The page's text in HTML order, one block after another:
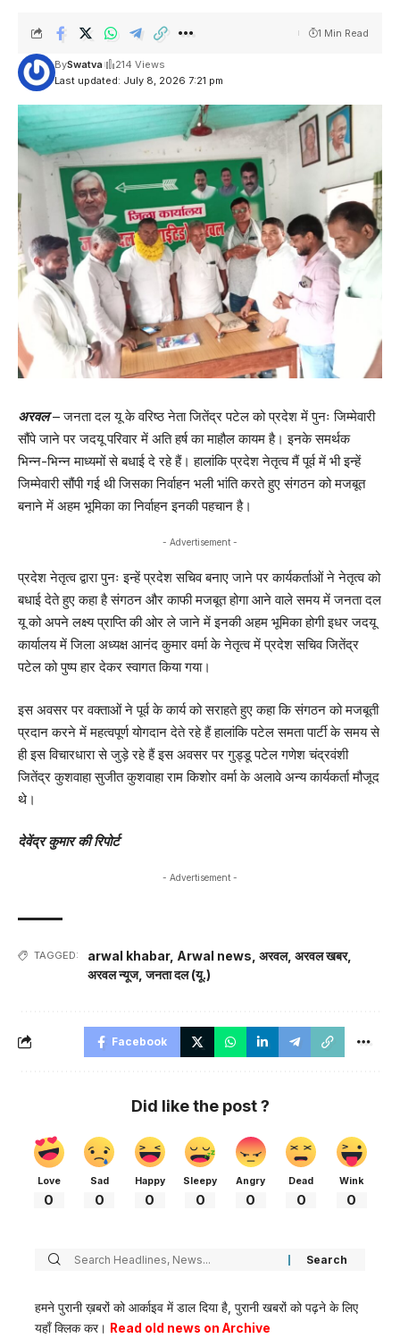
Last updated: July 8, 2026 7:21 pm
BySwatva 214 Views
1 Min Read
अरवल– जनता दल यू के वरिष्ठ नेता जितेंद्र पटेल को प्रदेश में पुनः जिम्मेवारी
सौंपे जाने पर जदयू परिवार में अति हर्ष का माहौल कायम है। इनके समर्थक
भिन्न-भिन्न माध्यमों से बधाई दे रहे हैं। हालांकि प्रदेश नेतृत्व मैं पूर्व में भी इन्हें
जिम्मेवारी सौंपी गई थी जिसका निर्वाहन भली भांति करते हुए संगठन को मजबूत
बनाने में अहम भूमिका का निर्वाहन इनकी पहचान है।
- Advertisement -
प्रदेश नेतृत्व द्वारा पुनः इन्हें प्रदेश सचिव बनाए जाने पर कार्यकर्ताओं ने नेतृत्व को
बधाई देते हुए कहा है संगठन और काफी मजबूत होगा आने वाले समय में जनता दल
यू को अपने लक्ष्य प्राप्ति की ओर ले जाने में इनकी अहम भूमिका होगी इधर जदयू
कार्यालय में जिला अध्यक्ष आनंद कुमार वर्मा के नेतृत्व में प्रदेश सचिव जितेंद्र
पटेल को पुष्प हार देकर स्वागत किया गया।
इस अवसर पर वक्ताओं ने पूर्व के कार्य को सराहते हुए कहा कि संगठन को मजबूती
प्रदान करने में महत्वपूर्ण योगदान देते रहे हैं हालांकि पटेल समता पार्टी के समय से
ही इस विचारधारा से जुड़े रहे हैं इस अवसर पर गुड्डू पटेल गणेश चंद्रवंशी
जितेंद्र कुशवाहा सुजीत कुशवाहा राम किशोर वर्मा के अलावे अन्य कार्यकर्ता मौजूद
थे।
देवेंद्र कुमार की रिपोर्ट
- Advertisement -
TAGGED: arwal khabar, Arwal news अरवल, अरवल खबर,
अरवल न्यूज,जनता दल (यू.)
Facebook
Did like the post ?
Love
0
Sad
0
Happy
0
Sleepy
0
Angry
0
Dead
0
Wink
0
हमने पुरानी ख़बरों को आर्काइव में डाल दिया है, पुरानी खबरों को पढ़ने के लिए
यहाँ क्लिक कर। Read old news on Archive